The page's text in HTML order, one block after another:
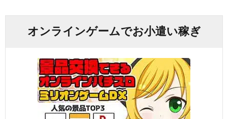
オンラインゲームでお小遣い稼ぎ